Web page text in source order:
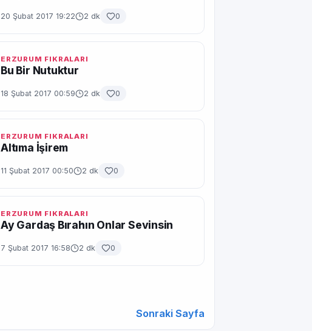
20 Şubat 2017 19:22 2 dk 0
ERZURUM FIKRALARI
Bu Bir Nutuktur
18 Şubat 2017 00:59 2 dk 0
ERZURUM FIKRALARI
Altıma İşirem
11 Şubat 2017 00:50 2 dk 0
ERZURUM FIKRALARI
Ay Gardaş Bırahın Onlar Sevinsin
7 Şubat 2017 16:58 2 dk 0
Sonraki Sayfa